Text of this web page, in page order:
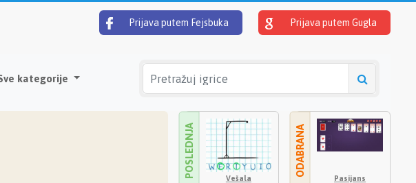
Prijava putem Fejsbuka Prijava putem Gugla
kategorije
POSLEDNJA Vešala
ODABRANA
Pasijans